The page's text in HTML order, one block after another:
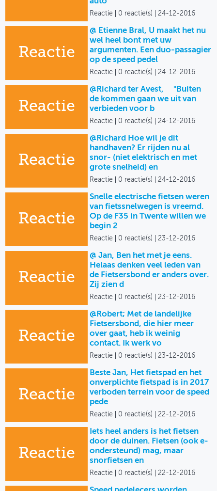
Reactie 0 reactie(s) 24-12-2016
Reactie
@ Etienne Bral, U maakt het nu
wel heel bont met uw
argumenten. Een duo-passagier
op de speed pedel
Reactie 0 reactie(s) 24-12-2016
Reactie
@Richard ter Avest, "Buiten
de kommen gaan we uit van
verbieden voor b
Reactie 0 reactie(s) 24-12-2016
Reactie
@Richard Hoe wil je dit
handhaven? Er rijden nu al
snor- (niet elektrisch en met
grote snelheid) en
Reactie 0 reactie(s) 24-12-2016
Reactie
Snelle electrische fietsen weren
van fietssnelwegen is vreemd.
Op de F35 in Twente willen we
begin 2
Reactie 0 reactie(s) 23-12-2016
Reactie
@ Jan, Ben het met je eens.
Helaas denken veel leden van
de Fietsersbond er anders over.
Zij zien d
Reactie 0 reactie(s) 23-12-2016
Reactie
@Robert; Met de landelijke
Fietsersbond, die hier meer
over gaat, heb ik weinig
contact. Ik werk vo
Reactie 0 reactie(s) 23-12-2016
Reactie
Beste Jan, Het fietspad en het
onverplichte fietspad is in 2017
verboden terrein voor de speed
pede
Reactie 0 reactie(s) 22-12-2016
Reactie
Iets heel anders is het fietsen
door de duinen. Fietsen (ook e-
ondersteund) mag, maar
snorfietsen en
Reactie 0 reactie(s) 22-12-2016